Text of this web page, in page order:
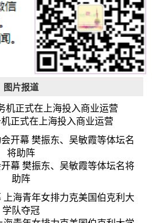
图片报道
正式在上海投入商业运营
开幕 樊振东、吴敏霞等体坛名将
助阵